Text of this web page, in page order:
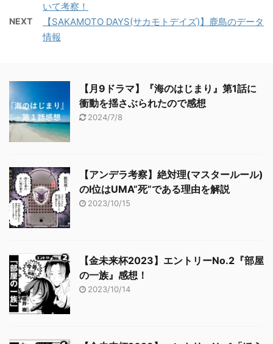
いて考察！
NEXT
【SAKAMOTO DAYS(サカモトデイズ)】鹿島のデータ
情報
【月9ドラマ】『海のはじまり』第1話に
衝動を揺さぶられたので感想
2024/7/8
【アンデラ考察】絶対理(マスタールール)
のⅠ位はUMA”死”である理由を解説
2023/10/15
【金未来杯2023】エントリーNo.2『部屋
の一族』感想！
2023/10/14